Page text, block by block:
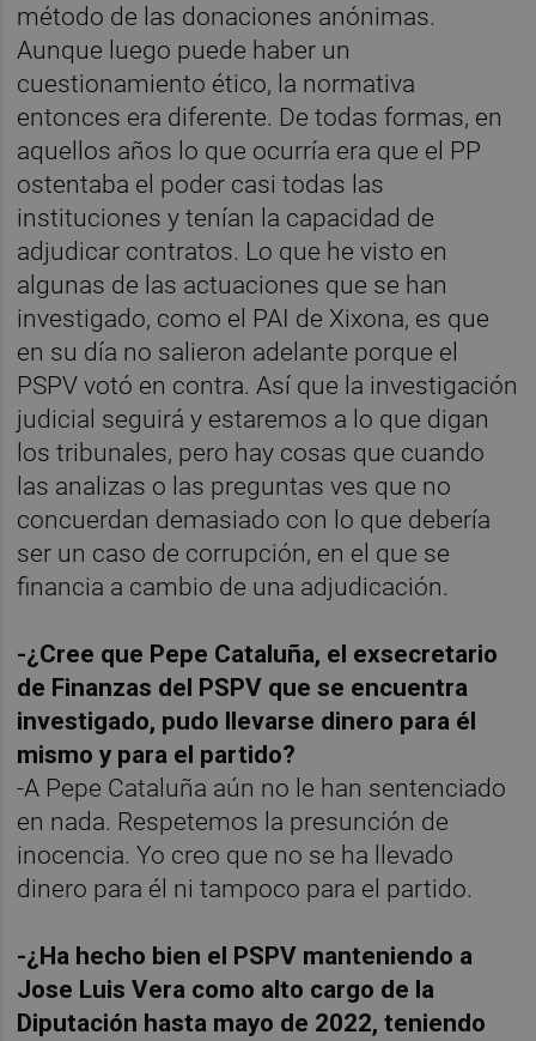
método de las donaciones anónimas.
Aunque luego puede haber un
cuestionamiento ético, la normativa
entonces era diferente. De todas formas, en
aquellos años lo que ocurría era que el PP
ostentaba el poder casi todas las
instituciones y tenían la capacidad de
adjudicar contratos. Lo que he visto en
algunas de las actuaciones que se han
investigado, como el PAI de Xixona, es que
en su día no salieron adelante porque el
PSPV votó en contra. Así que la investigación
judicial seguirá y estaremos a lo que digan
los tribunales, pero hay cosas que cuando
las analizas o las preguntas ves que no
concuerdan demasiado con lo que debería
ser un caso de corrupción, en el que se
financia a cambio de una adjudicación.
-¿Cree que Pepe Cataluña, el exsecretario
de Finanzas del PSPV que se encuentra
investigado, pudo llevarse dinero para él
mismo y para el partido?
-A Pepe Cataluña aún no le han sentenciado
en nada. Respetemos la presunción de
inocencia. Yo creo que no se ha llevado
dinero para él ni tampoco para el partido.
-¿Ha hecho bien el PSPV manteniendo a
Jose Luis Vera como alto cargo de la
Diputación hasta mayo de 2022, teniendo